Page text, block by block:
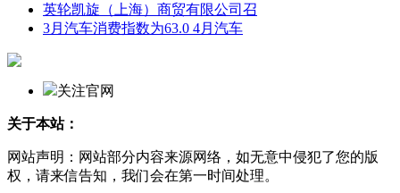
英轮凯旋（上海）商贸有限公司召
3月汽车消费指数为63.0 4月汽车
关注官网
关于本站：
网站声明：网站部分内容来源网络，如无意中侵犯了您的版
权，请来信告知，我们会在第一时间处理。